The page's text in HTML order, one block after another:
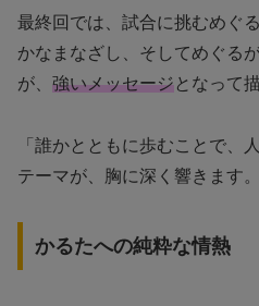
最終回では、試合に挑むめぐ
かなまなざし、そしてめぐる
が、 強いメッセージとなって
「誰かとともに歩むことで、
テーマが、胸に深く響きます。
かるたへの純粋な情熱